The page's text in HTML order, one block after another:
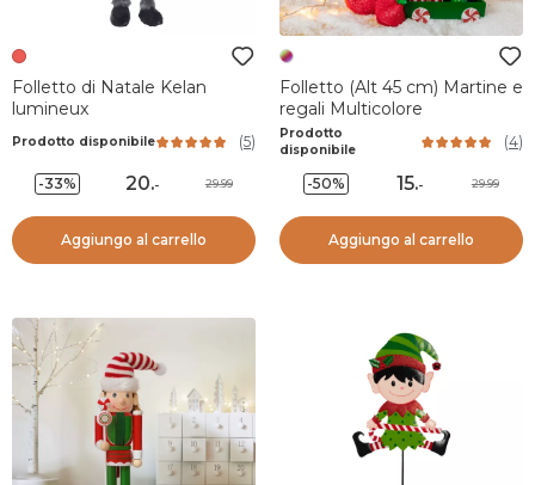
Folletto di Natale Kelan
lumineux
Prodotto disponibile (5)
-33% 20.- 29.99
Aggiungo al carrello
Folletto (Alt 45 cm) Martine e
regali Multicolore
Prodotto
disponibile
(4)
-50% 15.- 29.99
Aggiungo al carrello